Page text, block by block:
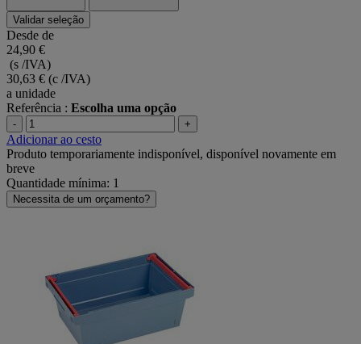
Validar seleção
Desde de
24,90 €
(s /IVA)
30,63 € (c /IVA)
a unidade
Referência : Escolha uma opção
- +
Adicionar ao cesto
Produto temporariamente indisponível, disponível novamente em
breve
Quantidade mínima: 1
Necessita de um orçamento?